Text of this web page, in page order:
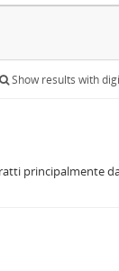
Show results with
principalmente